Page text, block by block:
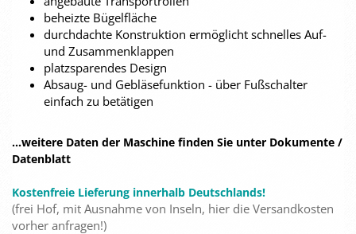
beheizte Bügelfläche
durchdachte Konstruktion ermöglicht schnelles Auf-
und Zusammenklappen
platzsparendes Design
Absaug- und Gebläsefunktion - über Fußschalter
einfach zu betätigen
...weitere Daten der Maschine finden Sie unter Dokumente /
Datenblatt
Kostenfreie Lieferung innerhalb Deutschlands!
(frei Hof, mit Ausnahme von Inseln, hier die Versandkosten
vorher anfragen!)